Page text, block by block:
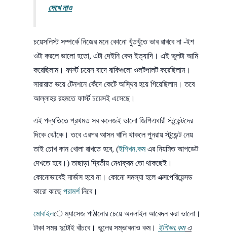
দেখে নাও
চয়েসলিস্ট সম্পর্কে নিজের মনে কোনো খুঁতখুঁতে ভাব রাখবে না -ইশ
ওটা করলে ভালো হতো, এটা দেইনি কেন ইত্যাদি। এই ভুলটা আমি
করেছিলাম। ফার্স্ট চয়েস বাদে বাকিগুলো ওলটপালট করেছিলাম।
সারারাত ভয়ে টেনশনে কেঁদে কেটে অস্থির হয়ে গিয়েছিলাম। তবে
আল্লাহর রহমতে ফার্স্ট চয়েসই এসেছে।
এই পদ্ধতিতে প্রথমত সব কলেজই ভালো জিপিএধারী স্টুডেন্টদের
দিকে ঝোঁকে। তবে এরপর আসন খালি থাকলে পুনরায় স্টুডেন্ট নেয়
তাই চোখ কান খোলা রাখতে হবে, (ইশিখন.কমএর নিয়মিত আপডেট
দেখতে হবে।) তাছাড়া দ্বিতীয় মেধাক্রম তো থাকছেই।
কোনোভাবেই নার্ভাস হবে না। কোনো সমস্যা হলে এক্সপেরিয়েন্সড
কারো কাছেপরামর্শনিবে।
মোবাইলে ম্যাসেজ পাঠানোর চেয়ে অনলাইন আবেদন করা ভালো।
টাকা সময় দুটোই বাঁচবে। ভুলের সম্ভাবনাও কম। ইশিখন.কমএ